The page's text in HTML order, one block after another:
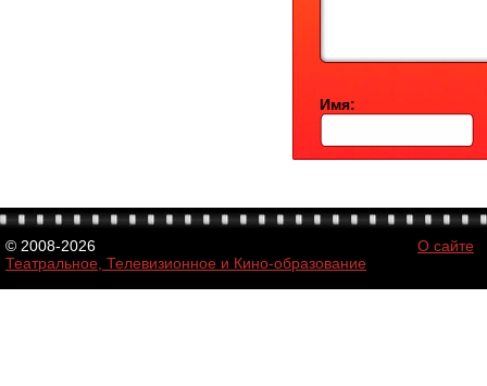
Имя:
© 2008-2026
Театральное, Телевизионное и Кино-образование
О сайте